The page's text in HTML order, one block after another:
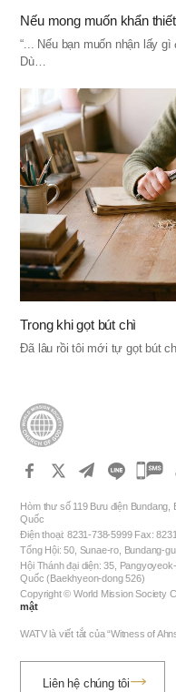
Nếu mong muốn khẩn thiết
“... Nếu bạn muốn nhận lấy
Dù…
Trong khi gọt bút chì
Đã lâu rồi tôi mới tự gọt bút
Hòm thư số 119 Bưu điện
Quốc
Điện thoại: 8231-738-5999 Fax:
Tổng Hội: 50, Sunae-ro, Bundang-
Hội Thánh đại diện: 35,
Quốc (Baekhyeon-dong 526)
Copyright © World Mission Society
mật
WATV là viết tắt của “Witness of
Liên hệ chúng tôi